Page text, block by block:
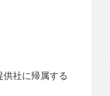
社に帰属する